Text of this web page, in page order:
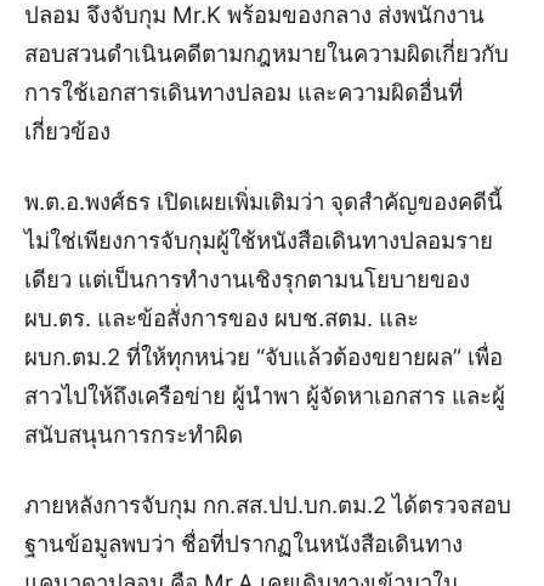
ปลอม จึงจับกุม Mr.K พร้อมของกลาง ส่งพนักงาน
สอบสวนดำเนินคดีตามกฎหมายในความผิดเกี่ยวกับ
การใช้เอกสารเดินทางปลอม และความผิดอื่นที่
เกี่ยวข้อง
พ.ต.อ.พงศ์ธร เปิดเผยเพิ่มเติมว่า จุดสำคัญของคดีนี้
ไม่ใช่เพียงการจับกุมผู้ใช้หนังสือเดินทางปลอมราย
เดียว แต่เป็นการทำงานเชิงรุกตามนโยบายของ
ผบ.ตร. และข้อสั่งการของ ผบช.สตม. และ
ผบก.ตม.2 ที่ให้ทุกหน่วย “จับแล้วต้องขยายผล” เพื่อ
สาวไปให้ถึงเครือข่าย ผู้นำพา ผู้จัดหาเอกสาร และผู้
สนับสนุนการกระทำผิด
ภายหลังการจับกุม กก.สส.ปป.บก.ตม.2 ได้ตรวจสอบ
ฐานข้อมูลพบว่า ชื่อที่ปรากฏในหนังสือเดินทาง